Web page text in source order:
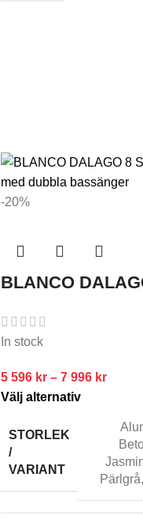
-20%
BLANCO
In stock
5 596 kr – 7 996 kr
Välj alternativ
STORLEK
/
VARIANT
Pärlgrå,